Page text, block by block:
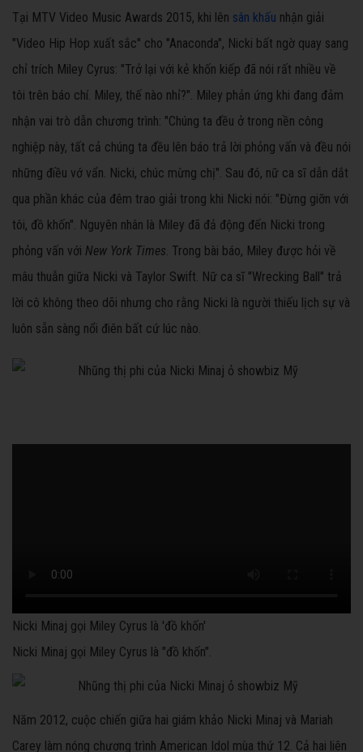
Tại MTV Video Music Awards 2015, khi lên sân khấu nhận giải
"Video Hip Hop xuất sắc" cho "Anaconda", Nicki bất ngờ quay sang
chỉ trích Miley Cyrus: "Trở lại với kẻ khốn kiếp đã nói rất nhiều về
tôi trên báo chí. Miley, thế nào nhỉ?". Miley phản ứng khi đang đảm
nhận vai trò dẫn chương trình: "Chúng ta đều ở trong nền công
nghiệp này, tất cả chúng ta đều lên báo trả lời phỏng vấn và đều nói
những điều vớ vẩn. Nicki, chúc mừng chị". Sau đó, nữ ca sĩ dẫn dắt
qua phần khác của đêm trao giải trong khi Nicki nói: "Đừng giỡn với
tôi, đồ khốn". Nguyên nhân là Miley đã đả động đến Nicki trong
phỏng vấn với New York Times. Trong bài báo, Miley được hỏi về
mâu thuẫn giữa Nicki và Taylor Swift. Nữ ca sĩ "Wrecking Ball" trả
lời cô không theo dõi nhưng cho rằng Nicki là người thiếu lịch sự và
luôn sẵn sàng nổi điên bất cứ lúc nào.
Nicki Minaj gọi Miley Cyrus là 'đồ khốn'
Nicki Minaj gọi Miley Cyrus là "đồ khốn".
Năm 2012, cuộc chiến giữa hai giám khảo Nicki Minaj và Mariah
Carey làm nóng chương trình American Idol mùa thứ 12. Cả hai liên